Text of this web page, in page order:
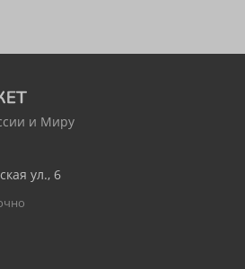
и Миру
ул., 6